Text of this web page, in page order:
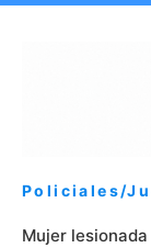
Policiales/
Mujer